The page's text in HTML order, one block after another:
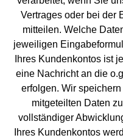
Vertrages oder bei der
mitteilen. Welche
jeweiligen
Ihres Kundenkontos ist
eine Nachricht an die
erfolgen. Wir
mitgeteilten Daten
vollständiger
Ihres Kundenkontos